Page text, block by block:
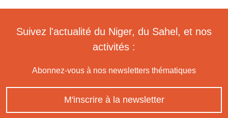
Suivez l'actualité du Niger, du Sahel, et nos
activités :
Abonnez-vous à nos newsletters thématiques
M'inscrire à la newsletter